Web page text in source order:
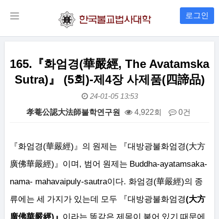
로그인
165.『화엄경(華嚴經, The Avatamska
Sutra)』 (5회)-제4장 사제품(四諦品)
24-01-05 13:53
孝菴公認大法師불학연구원 4,922회 0건
『화엄경(華嚴經) 』 의 원제는 『대방광불화엄경(大方
廣佛華嚴經) 』 이며 , 범어 원제는 Buddha-ayatamsaka-
nama- mahavaipuly-sautra이다. 화엄경(華嚴經)의 종
류에는 세 가지가 있는데 모두 『대방광불화엄경(大方
廣佛華嚴經) 』 이라는 똑같은 제목이 붙어 있기 때문에